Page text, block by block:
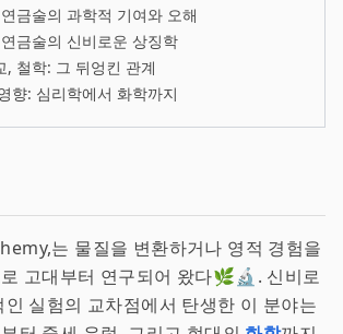
금술의 과학적 기여와 오해
금술의 신비로운 상징학
, 철학: 그 뒤엉킨 관계
향: 심리학에서 화학까지
는 물질을 변환하거나 영적 경험을
고대부터 연구되어 왔다🌿🔬. 신비로
실험의 교차점에서 탄생한 이 분야는